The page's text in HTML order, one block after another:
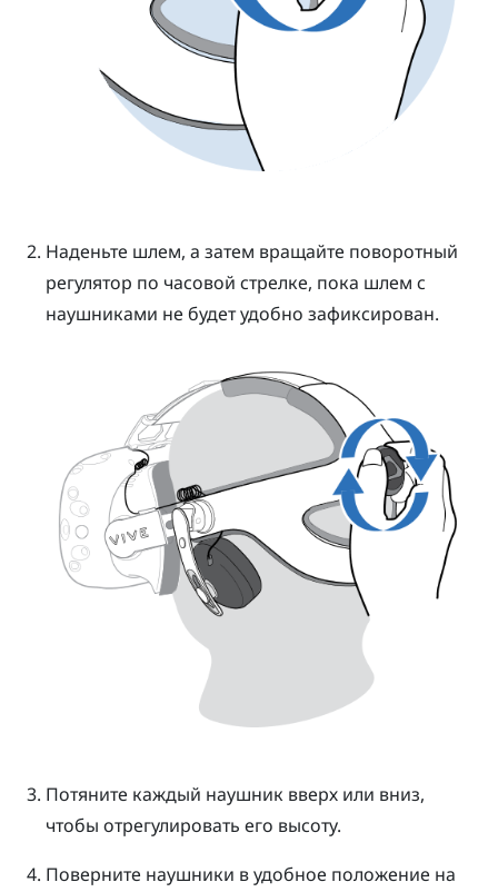
Наденьте шлем, а затем вращайте поворотный
регулятор по часовой стрелке, пока шлем с
наушниками не будет удобно зафиксирован.
Потяните каждый наушник вверх или вниз,
чтобы отрегулировать его высоту.
Поверните наушники в удобное положение на